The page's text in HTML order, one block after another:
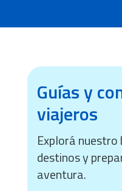
Guías y
viajeros
Explorá nuestro
destinos y
aventura.